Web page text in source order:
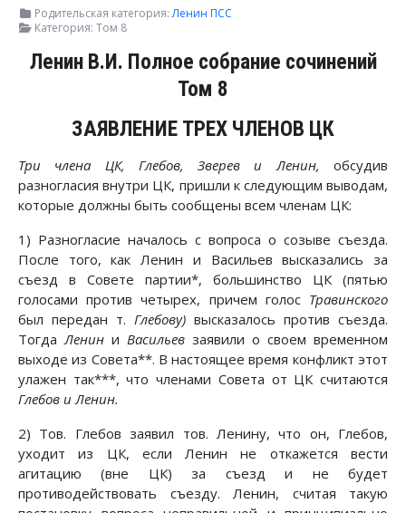
Родительская категория:Ленин ПСС
Категория: Том 8
Ленин В.И. Полное собрание сочинений
Том 8
ЗАЯВЛЕНИЕ ТРЕХ ЧЛЕНОВ ЦК
Три члена ЦК, Глебов, Зверев и Ленин, обсудив
разногласия внутри ЦК, пришли к следующим выводам,
которые должны быть сообщены всем членам ЦК:
1) Разногласие началось с вопроса о созыве съезда.
После того, как Ленин и Васильев высказались за
съезд в Совете партии*, большинство ЦК (пятью
голосами против четырех, причем голос Травинского
был передан т. Глебову) высказалось против съезда.
ТогдаЛенин и Васильев заявили о своем временном
выходе из Совета**. В настоящее время конфликт этот
улажен так***, что членами Совета от ЦК считаются
Глебов и Ленин.
2) Тов. Глебов заявил тов. Ленину, что он, Глебов,
уходит из ЦК, если Ленин не откажется вести
агитацию (вне ЦК) за съезд и не будет
противодействовать съезду. Ленин, считая такую